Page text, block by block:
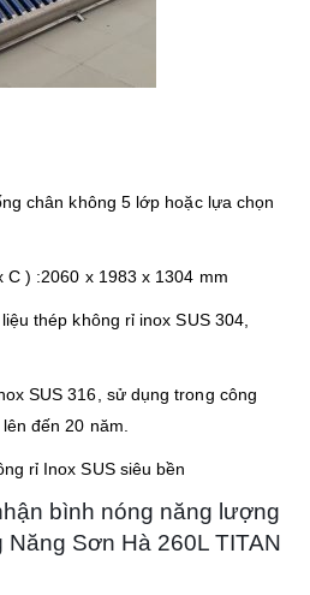
chân không 5 lớp hoặc lựa chọn
) :2060 x 1983 x 1304 mm
thép không rỉ inox SUS 304,
SUS 316, sử dụng trong công
đến 20 năm.
rỉ Inox SUS siêu bền
bình nóng năng lượng
Sơn Hà 260L TITAN